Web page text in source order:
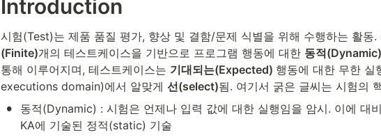
Introduction
시험(Test)는 제품 품질 평가, 향상 및 결함/문제 식별을 위해 수행하는 활동.
(Finite)개의 테스트케이스을 기반으로 프로그램 행동에 대한 동적(Dynamic)
통해 이루어지며, 테스트케이스는 기대되는(Expected) 행동에 대한 무한
executions domain)에서 알맞게 선(select)됨. 여기서 굵은 글씨는 시험의
•
동적(Dynamic) : 시험은 언제나 입력 값에 대한 실행임을 암시. 이에 대
KA에 기술된 정적(static) 기술